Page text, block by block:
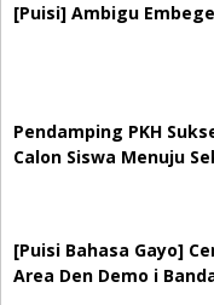
[Puisi] Ambigu Embege
Pendamping PKH
Calon Siswa Menuju
[Puisi Bahasa Gayo]
Area Den Demo i